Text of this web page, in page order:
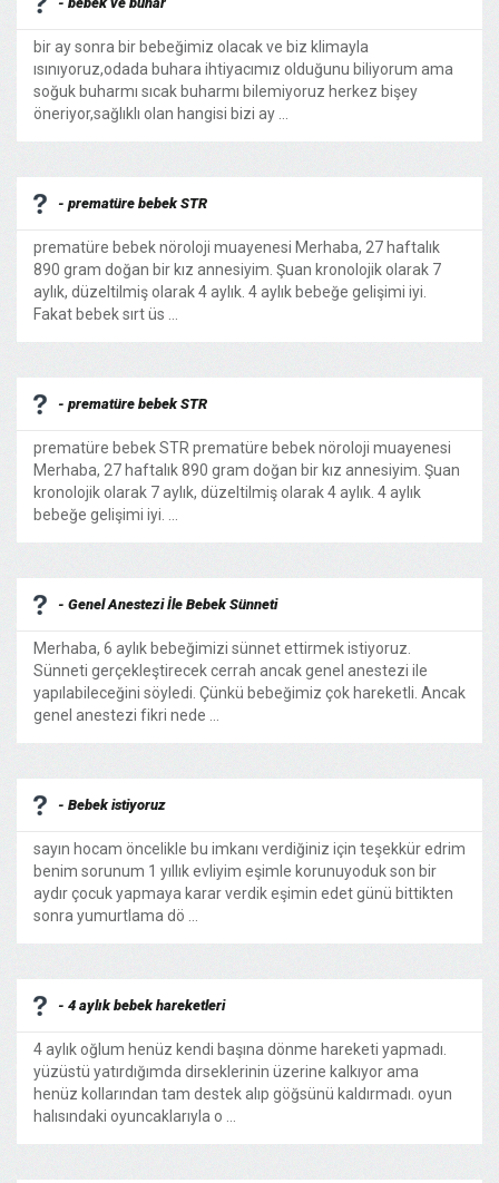
bir ay sonra bir bebeğimiz olacak ve biz klimayla
ısınıyoruz,odada buhara ihtiyacımız olduğunu biliyorum ama
soğuk buharmı sıcak buharmı bilemiyoruz herkez bişey
öneriyor,sağlıklı olan hangisi bizi ay ...
- prematüre bebek STR
prematüre bebek nöroloji muayenesi Merhaba, 27 haftalık
890 gram doğan bir kız annesiyim. Şuan kronolojik olarak 7
aylık, düzeltilmiş olarak 4 aylık. 4 aylık bebeğe gelişimi iyi.
Fakat bebek sırt üs ...
- prematüre bebek STR
prematüre bebek STR prematüre bebek nöroloji muayenesi
Merhaba, 27 haftalık 890 gram doğan bir kız annesiyim. Şuan
kronolojik olarak 7 aylık, düzeltilmiş olarak 4 aylık. 4 aylık
bebeğe gelişimi iyi. ...
- Genel Anestezi İle Bebek Sünneti
Merhaba, 6 aylık bebeğimizi sünnet ettirmek istiyoruz.
Sünneti gerçekleştirecek cerrah ancak genel anestezi ile
yapılabileceğini söyledi. Çünkü bebeğimiz çok hareketli. Ancak
genel anestezi fikri nede ...
- Bebek istiyoruz
sayın hocam öncelikle bu imkanı verdiğiniz için teşekkür edrim
benim sorunum 1 yıllık evliyim eşimle korunuyoduk son bir
aydır çocuk yapmaya karar verdik eşimin edet günü bittikten
sonra yumurtlama dö ...
- 4 aylık bebek hareketleri
4 aylık oğlum henüz kendi başına dönme hareketi yapmadı.
yüzüstü yatırdığımda dirseklerinin üzerine kalkıyor ama
henüz kollarından tam destek alıp göğsünü kaldırmadı. oyun
halısındaki oyuncaklarıyla o ...